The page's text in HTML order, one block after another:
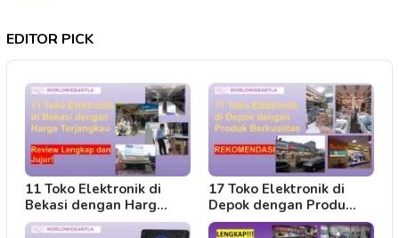
EDITOR PICK
11 Toko Elektronik di
Bekasi dengan Harg…
17 Toko Elektronik di
Depok dengan Produ…